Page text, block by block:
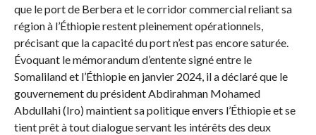
que le port de Berbera et le corridor commercial reliant sa
région à l’Éthiopie restent pleinement opérationnels,
précisant que la capacité du port n’est pas encore saturée.
Évoquant le mémorandum d’entente signé entre le
Somaliland et l’Éthiopie en janvier 2024, il a déclaré que le
gouvernement du président Abdirahman Mohamed
Abdullahi (Iro) maintient sa politique envers l’Éthiopie et se
tient prêt à tout dialogue servant les intérêts des deux